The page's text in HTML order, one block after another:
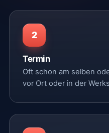
2
Termin
Oft schon am selben
vor Ort oder in der